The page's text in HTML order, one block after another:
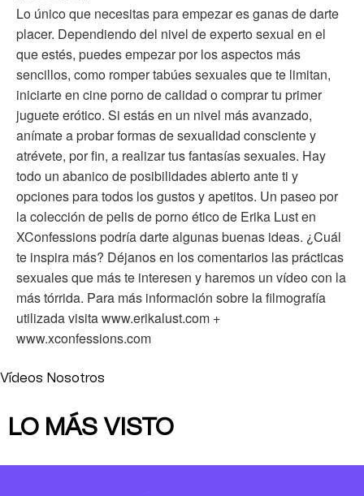
Lo único que necesitas para empezar es ganas de darte
placer. Dependiendo del nivel de experto sexual en el
que estés, puedes empezar por los aspectos más
sencillos, como romper tabúes sexuales que te limitan,
iniciarte en cine porno de calidad o comprar tu primer
juguete erótico. Si estás en un nivel más avanzado,
anímate a probar formas de sexualidad consciente y
atrévete, por fin, a realizar tus fantasías sexuales. Hay
todo un abanico de posibilidades abierto ante ti y
opciones para todos los gustos y apetitos. Un paseo por
la colección de pelis de porno ético de Erika Lust en
XConfessions podría darte algunas buenas ideas. ¿Cuál
te inspira más? Déjanos en los comentarios las prácticas
sexuales que más te interesen y haremos un vídeo con la
más tórrida. Para más información sobre la filmografía
utilizada visita www.erikalust.com +
www.xconfessions.com
Vídeos Nosotros
LO MÁS VISTO